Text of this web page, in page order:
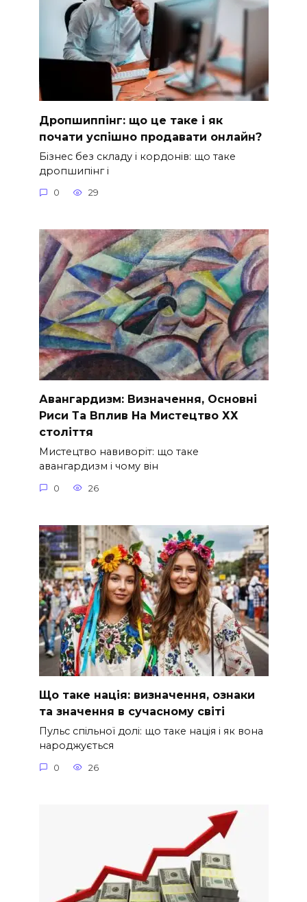
Дропшиппінг: що це таке і як
почати успішно продавати онлайн?
Бізнес без складу і кордонів: що таке
дропшипінг і
0 29
Авангардизм: Визначення, Основні
Риси Та Вплив На Мистецтво ХХ
століття
Мистецтво навиворіт: що таке
авангардизм і чому він
0 26
Що таке нація: визначення, ознаки
та значення в сучасному світі
Пульс спільної долі: що таке нація і як вона
народжується
0 26